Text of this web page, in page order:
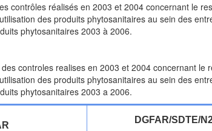
contrôles réalisés en 2003 et 2004 concernant le
des produits phytosanitaires au sein des
phytosanitaires 2003 à 2006.
controles realises en 2003 et 2004 concernant le
des produits phytosanitaires au sein des
phytosanitaires 2003 a 2006.
DGFAR/SDTE/